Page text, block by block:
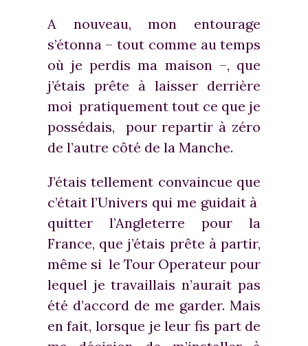
A nouveau, mon entourage
s’étonna – tout comme au temps
où je perdis ma maison –, que
j’étais prête à laisser derrière
moi pratiquement tout ce que je
possédais, pour repartir à zéro
de l’autre côté de la Manche.
J’étais tellement convaincue que
c’était l’Univers qui me guidait à
quitter l’Angleterre pour la
France, que j’étais prête à partir,
même si le Tour Operateur pour
lequel je travaillais n’aurait pas
été d’accord de me garder. Mais
en fait, lorsque je leur fis part de